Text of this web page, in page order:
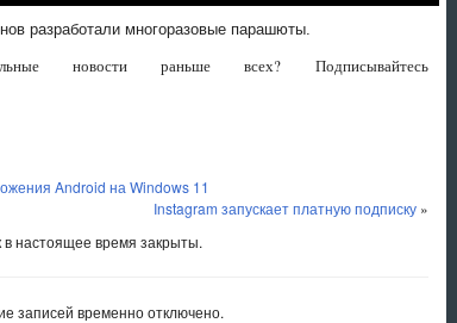
разработали многоразовые парашюты.
новости раньше всех? Подписывайтесь
Android на Windows 11
Instagram запускает платную подписку »
настоящее время закрыты.
записей временно отключено.